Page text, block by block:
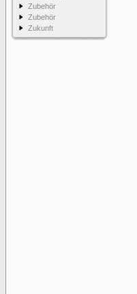
Zubehör
Zubehör
Zukunft